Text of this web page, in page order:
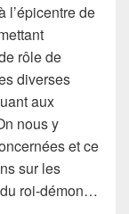
l’épicentre de
rôle de
diverses
aux
nous y
et ce
sur les
roi-démon…